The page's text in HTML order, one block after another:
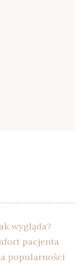
wygląda?
pacjenta
popularności